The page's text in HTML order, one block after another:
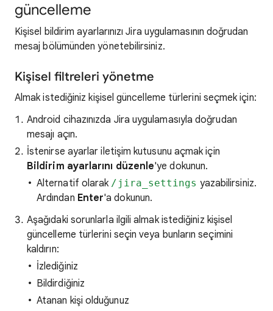
güncelleme
Kişisel bildirim ayarlarınızı Jira uygulamasının doğrudan
mesaj bölümünden yönetebilirsiniz.
Kişisel filtreleri yönetme
Almak istediğiniz kişisel güncelleme türlerini seçmek için:
Android cihazınızda Jira uygulamasıyla doğrudan
mesajı açın.
İstenirse ayarlar iletişim kutusunu açmak için
Bildirim ayarlarını düzenle'ye dokunun.
Alternatif olarak /jira_settings yazabilirsiniz.
Ardından Enter'a dokunun.
Aşağıdaki sorunlarla ilgili almak istediğiniz kişisel
güncelleme türlerini seçin veya bunların seçimini
kaldırın:
İzlediğiniz
Bildirdiğiniz
Atanan kişi olduğunuz